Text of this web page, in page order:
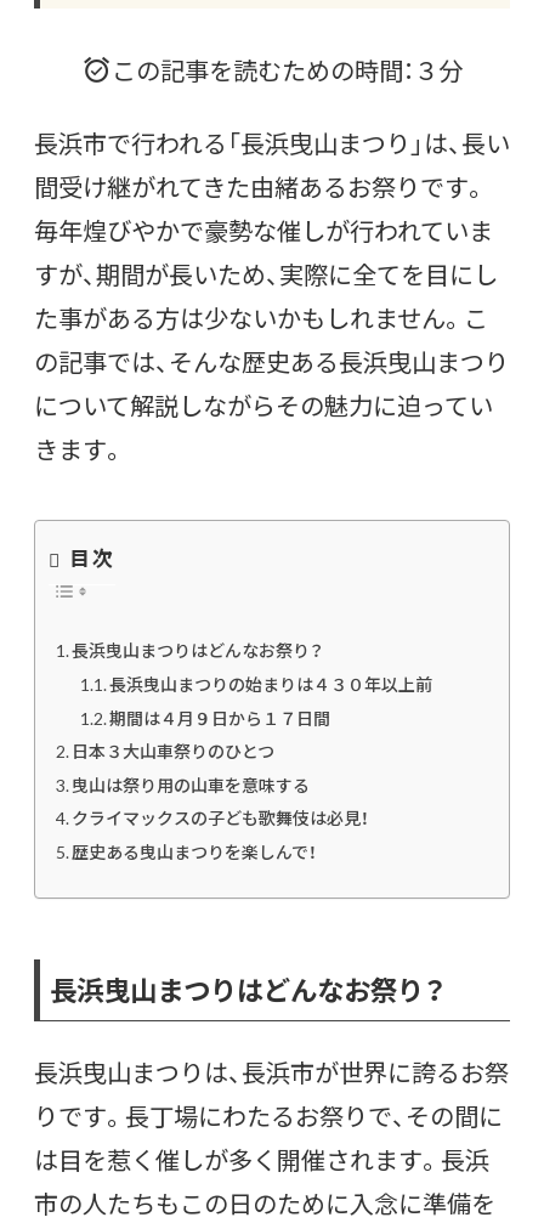
この記事を読むための時間：３分
長浜市で行われる「長浜曳山まつり」は、長い
間受け継がれてきた由緒あるお祭りです。
毎年煌びやかで豪勢な催しが行われていま
すが、期間が長いため、実際に全てを目にし
た事がある方は少ないかもしれません。こ
の記事では、そんな歴史ある長浜曳山まつり
について解説しながらその魅力に迫ってい
きます。
目次
長浜曳山まつりはどんなお祭り？
長浜曳山まつりの始まりは４３０年以上前
期間は４月９日から１７日間
日本３大山車祭りのひとつ
曳山は祭り用の山車を意味する
クライマックスの子ども歌舞伎は必見！
歴史ある曳山まつりを楽しんで！
長浜曳山まつりはどんなお祭り？
長浜曳山まつりは、長浜市が世界に誇るお祭
りです。長丁場にわたるお祭りで、その間に
は目を惹く催しが多く開催されます。長浜
市の人たちもこの日のために入念に準備を